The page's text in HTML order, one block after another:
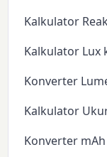
Kalkulator
Kalkulator Lux
Konverter
Kalkulator
Konverter